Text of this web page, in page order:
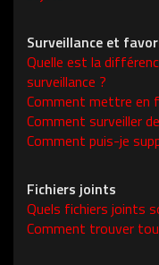
Surveillance et
Quelle est la
surveillance ?
Comment mettre en
Comment surveiller
Comment puis-je
Fichiers joints
Quels fichiers joints
Comment trouver